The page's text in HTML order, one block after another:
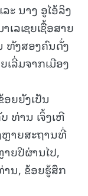
ະ ນາງ ອູໄອ້ລິງ
ລເຊຍເຊື້ອສາຍ
ທັງສອງຄົນດັ່ງ
ເລີ່ມຈາກເມືອງ
ອຍຍັງເປັນ
ທ່ານ ເຈິ້ງເຫີ
ຫຼາຍສະຖານທີ່
າຍປີຜ່ານໄປ,
ານ, ຂ້ອຍຮູ້ສຶກ